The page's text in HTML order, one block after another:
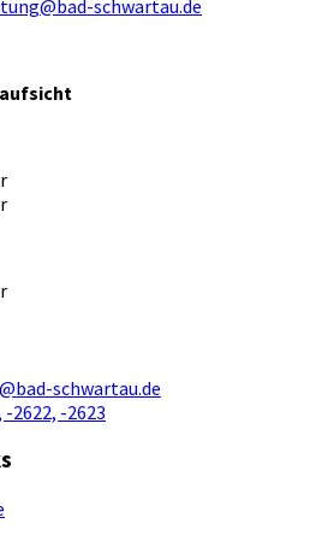
schwartau.de
schwartau.de
-2622, -2623